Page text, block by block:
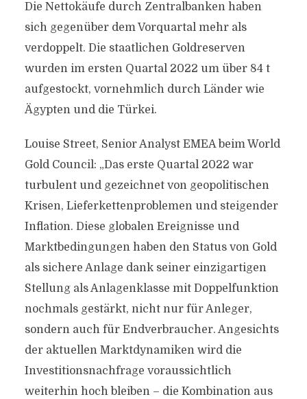
Die Nettokäufe durch Zentralbanken haben
sich gegenüber dem Vorquartal mehr als
verdoppelt. Die staatlichen Goldreserven
wurden im ersten Quartal 2022 um über 84 t
aufgestockt, vornehmlich durch Länder wie
Ägypten und die Türkei.
Louise Street, Senior Analyst EMEA beim World
Gold Council: „Das erste Quartal 2022 war
turbulent und gezeichnet von geopolitischen
Krisen, Lieferkettenproblemen und steigender
Inflation. Diese globalen Ereignisse und
Marktbedingungen haben den Status von Gold
als sichere Anlage dank seiner einzigartigen
Stellung als Anlagenklasse mit Doppelfunktion
nochmals gestärkt, nicht nur für Anleger,
sondern auch für Endverbraucher. Angesichts
der aktuellen Marktdynamiken wird die
Investitionsnachfrage voraussichtlich
weiterhin hoch bleiben – die Kombination aus